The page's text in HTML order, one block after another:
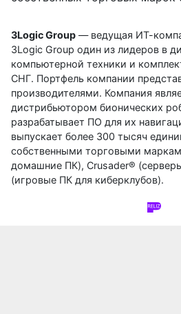
3Logic Group — ведущая ИТ-
3Logic Group один из лидеров в
компьютерной техники и
СНГ. Портфель компании
производителями. Компания
дистрибьютором бионических
разрабатывает ПО для их
выпускает более 300 тысяч
собственными торговыми
домашние ПК), Crusader®
(игровые ПК для киберклубов).